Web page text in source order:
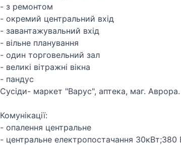
- з ремонтом
- окремий центральний вхід
- завантажувальний вхід
- вільне планування
- один торговельний зал
- великі вітражні вікна
- пандус
Сусіди- маркет "Варус", аптека, маг. Аврора.
Комунікації:
- опалення центральне
- центральне електропостачання 30кВт;380